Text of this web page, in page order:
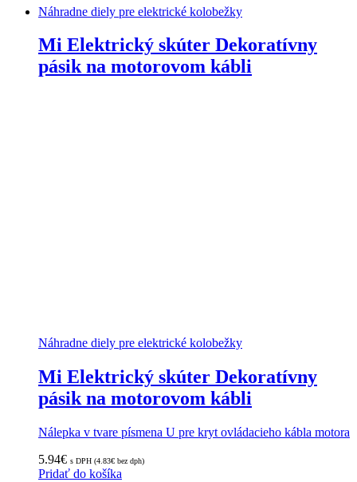
Náhradne diely pre elektrické kolobežky
Mi Elektrický skúter Dekoratívny
pásik na motorovom kábli
Náhradne diely pre elektrické kolobežky
Mi Elektrický skúter Dekoratívny
pásik na motorovom kábli
Nálepka v tvare písmena U pre kryt ovládacieho kábla motora
5.94€ s DPH (4.83€ bez dph)
Pridať do košíka